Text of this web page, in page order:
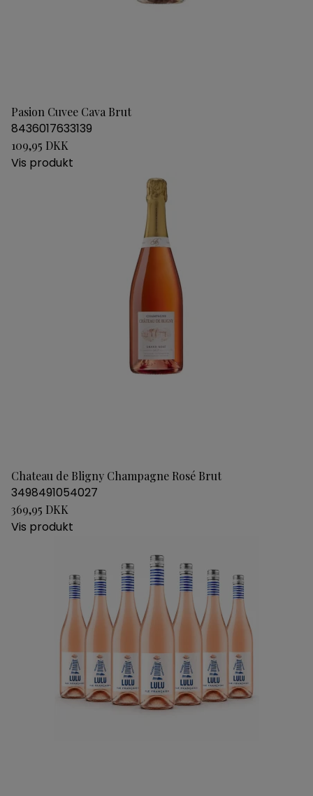
Pasion Cuvee Cava Brut
8436017633139
109,95 DKK
Vis produkt
Chateau de Bligny Champagne Rosé Brut
3498491054027
369,95 DKK
Vis produkt